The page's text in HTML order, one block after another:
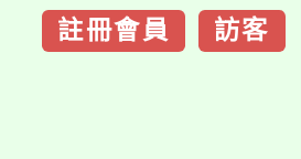
註冊會員 訪客